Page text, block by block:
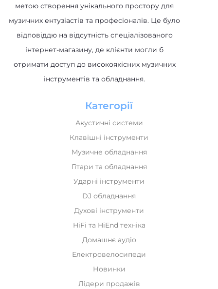
музичних ентузіастів та професіоналів. Це було
відповіддю на відсутність спеціалізованого
інтернет-магазину, де клієнти могли б
отримати доступ до високоякісних музичних
інструментів та обладнання.
Акустичні системи
Клавішні інструменти
Музичне обладнання
Гітари та обладнання
Ударні інструменти
DJ обладнання
Духові інструменти
HiFi та HiEnd техніка
Домашнє аудіо
Електровелосипеди
Новинки
Лідери продажів
Рекомендуємо